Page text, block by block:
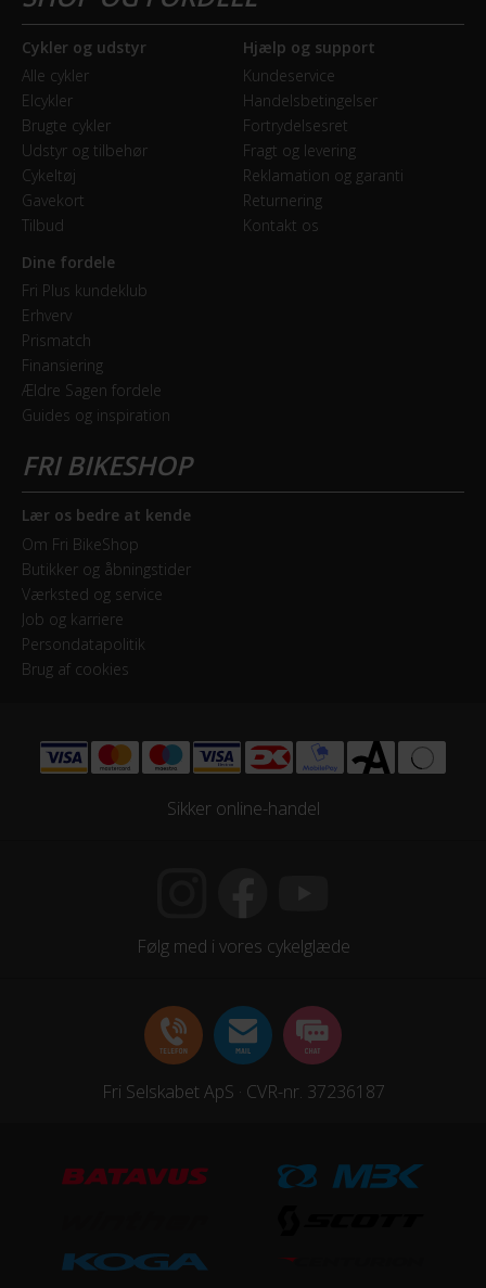
Cykler og udstyr
Alle cykler
Elcykler
Brugte cykler
Udstyr og tilbehør
Cykeltøj
Gavekort
Tilbud
Hjælp og support
Kundeservice
Handelsbetingelser
Fortrydelsesret
Fragt og levering
Reklamation og garanti
Returnering
Kontakt os
Dine fordele
Fri Plus kundeklub
Erhverv
Prismatch
Finansiering
Ældre Sagen fordele
Guides og inspiration
Lær os bedre at kende
Om Fri BikeShop
Butikker og åbningstider
Værksted og service
Job og karriere
Persondatapolitik
Brug af cookies
Sikker online-handel
Følg med i vores cykelglæde
Fri Selskabet ApS · CVR-nr. 37236187